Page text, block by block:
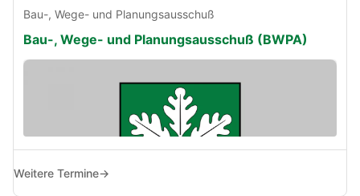
Bau-, Wege- und Planungsausschuß
Bau-, Wege- und Planungsausschuß (BWPA)
Weitere Termine→